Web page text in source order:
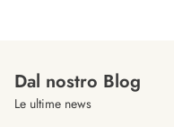
Dal nostro Blog
Le ultime news